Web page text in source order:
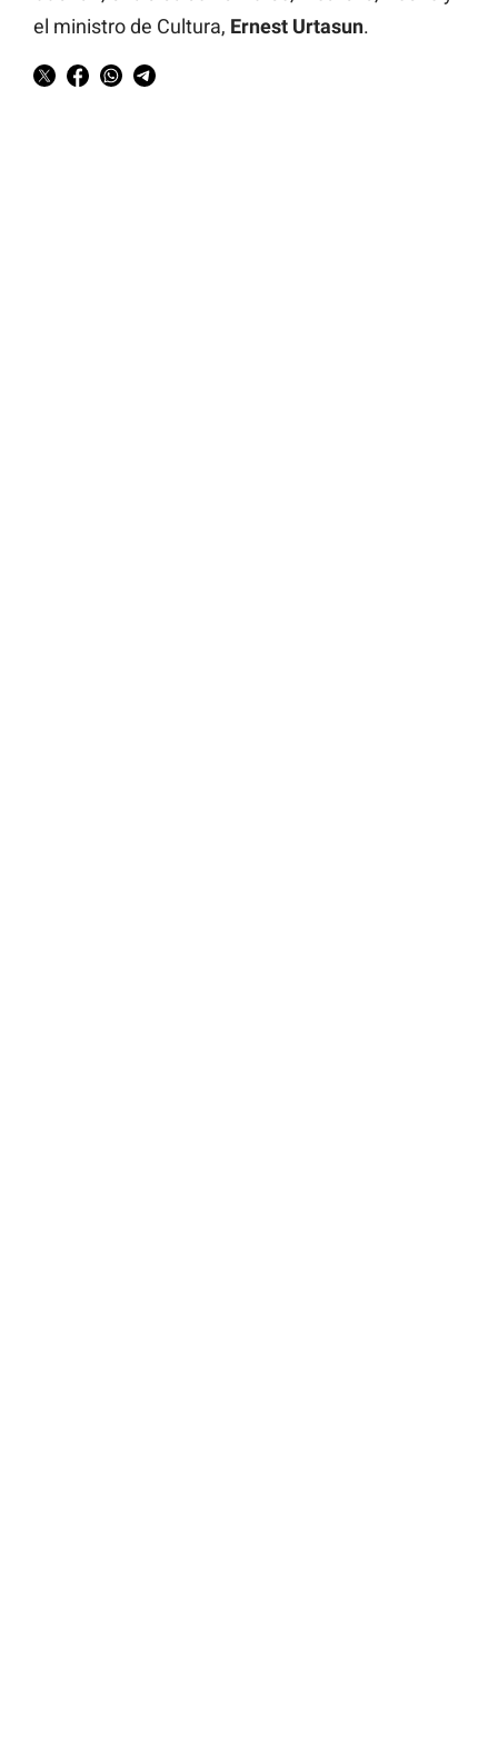
el ministro de Cultura, Ernest Urtasun.